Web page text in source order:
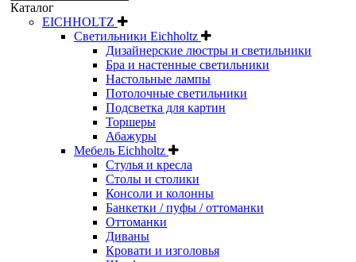
Каталог
EICHHOLTZ
Светильники Eichholtz
Дизайнерские люстры и светильники
Бра и настенные светильники
Настольные лампы
Потолочные светильники
Подсветка для картин
Торшеры
Абажуры
Мебель Eichholtz
Стулья и кресла
Столы и столики
Консоли и колонны
Банкетки / пуфы / оттоманки
Оттоманки
Диваны
Кровати и изголовья